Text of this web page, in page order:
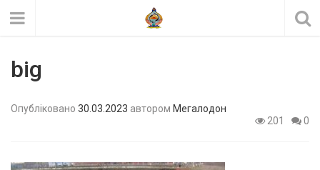
big
Опубліковано 30.03.2023 автором Мегалодон
201
0